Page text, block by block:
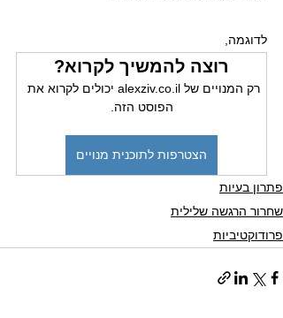
לדוגמה,
רוצה להמשיך לקרוא?
רק המנויים של alexziv.co.il יכולים לקרוא את
הפוסט הזה.
הצטרפות לתוכנית מנויים
פתרון בעיות
שחרור הרגשה שלילית
פרודוקטיביות